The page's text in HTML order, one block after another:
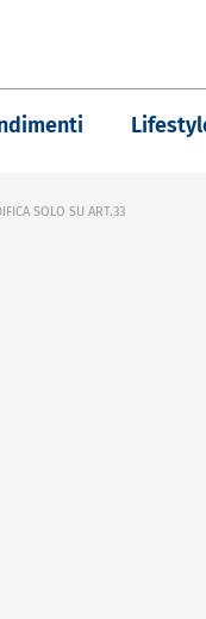
SOLO SU ART.33